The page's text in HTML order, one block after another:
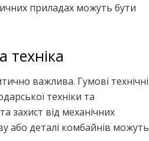
приладах можуть бути
техніка
важлива. Гумові технічні
техніки та
захист від механічних
або деталі комбайнів можуть